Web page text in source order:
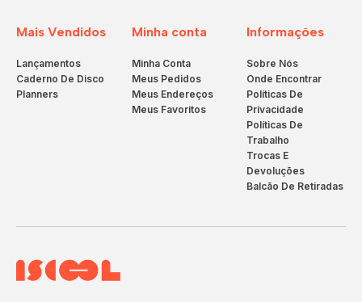
Mais Vendidos
Lançamentos
Caderno De Disco
Planners
Minha conta
Minha Conta
Meus Pedidos
Meus Endereços
Meus Favoritos
Informações
Sobre Nós
Onde Encontrar
Políticas De
Privacidade
Políticas De
Trabalho
Trocas E
Devoluções
Balcão De Retiradas